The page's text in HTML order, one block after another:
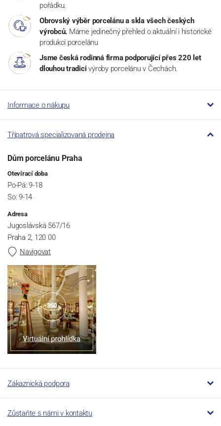
pořádku.
Obrovský výběr porcelánu a skla všech českých
výrobců. Máme jedinečný přehled o aktuální i historické
produkci porcelánu
Jsme česká rodinná firma podporující přes 220 let
dlouhou tradici výroby porcelánu v Čechách.
Informace o nákupu
Třípatrová specializovaná prodejna
Dům porcelánu Praha
Otevírací doba
Po-Pá: 9-18
So: 9-14
Adresa
Jugoslávská 567/16
Praha 2, 120 00
Navigovat
Zákaznická podpora
Zůstaňte s námi v kontaktu